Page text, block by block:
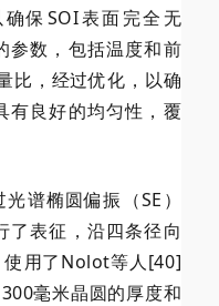
保SOI表面完全无
参数，包括温度和前
比，经过优化，以确
有良好的均匀性，覆
谱椭圆偏振（SE）
了表征，沿四条径向
使用了Nolot等人[40]
毫米晶圆的厚度和